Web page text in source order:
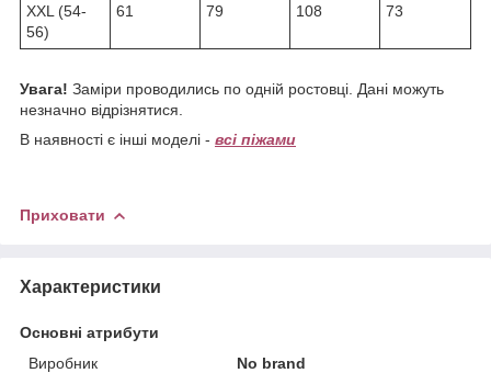
ХХL (54-
56)
61 79 108 73
Увага! Заміри проводились по одній ростовці. Дані можуть
незначно відрізнятися.
В наявності є інші моделі - всі піжами
Приховати
Характеристики
Основні атрибути
Виробник
No brand